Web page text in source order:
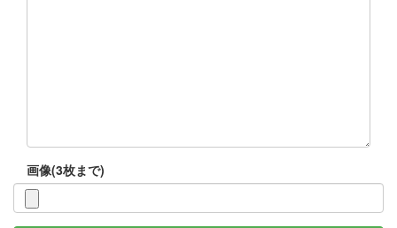
画像(3枚まで)